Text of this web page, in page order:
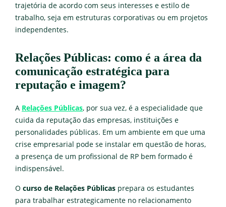
trajetória de acordo com seus interesses e estilo de
trabalho, seja em estruturas corporativas ou em projetos
independentes.
Relações Públicas: como é a área da
comunicação estratégica para
reputação e imagem?
A Relações Públicas, por sua vez, é a especialidade que
cuida da reputação das empresas, instituições e
personalidades públicas. Em um ambiente em que uma
crise empresarial pode se instalar em questão de horas,
a presença de um profissional de RP bem formado é
indispensável.
O curso de Relações Públicas prepara os estudantes
para trabalhar estrategicamente no relacionamento